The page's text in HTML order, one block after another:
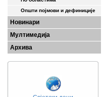
Општи појмови и дефиниције
Новинари
Мултимедија
Архива